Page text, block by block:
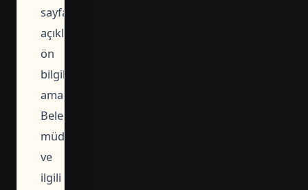
sayfadaki
açıklamalar
ön
bilgilendirme
amaçlıdır.
Belediyeler,
müdürlükler
ve
ilgili